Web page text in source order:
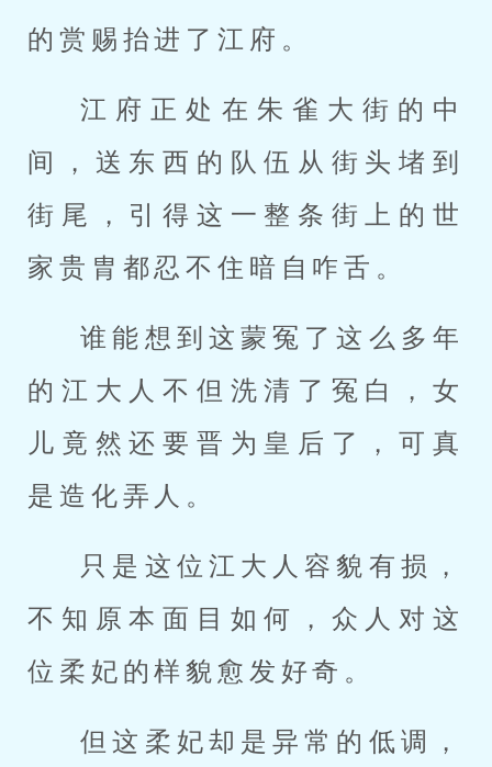
的赏赐抬进了江府。
江府正处在朱雀大街的中
间，送东西的队伍从街头堵到
街尾，引得这一整条街上的世
家贵胄都忍不住暗自咋舌。
谁能想到这蒙冤了这么多年
的江大人不但洗清了冤白，女
儿竟然还要晋为皇后了，可真
是造化弄人。
只是这位江大人容貌有损，
不知原本面目如何，众人对这
位柔妃的样貌愈发好奇。
但这柔妃却是异常的低调，